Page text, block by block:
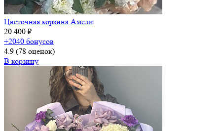
Цветочная корзина Амели
20 400 ₽
+2040 бонусов
4.9 (78 оценок)
В корзину